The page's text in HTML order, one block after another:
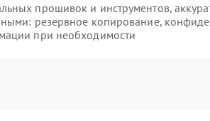
прошивок и инструментов,
резервное копирование,
при необходимости